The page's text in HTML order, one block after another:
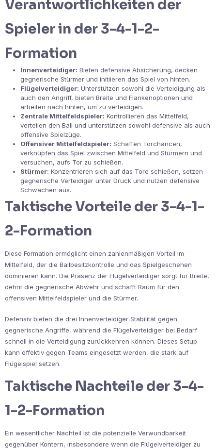
Verantwortlichkeiten der
Spieler in der 3-4-1-2-
Formation
Innenverteidiger: Bieten defensive Absicherung, decken
gegnerische Stürmer und initiieren das Spiel von hinten.
Flügelverteidiger: Unterstützen sowohl die Verteidigung als
auch den Angriff, bieten Breite und Flankenoptionen und
arbeiten nach hinten, um zu verteidigen.
Zentrale Mittelfeldspieler: Kontrollieren das Mittelfeld,
verteilen den Ball und unterstützen sowohl defensive als auch
offensive Spielzüge.
Offensiver Mittelfeldspieler: Schaffen Torchancen,
verknüpfen das Spiel zwischen Mittelfeld und Stürmern und
versuchen, aufs Tor zu schießen.
Stürmer: Konzentrieren sich auf das Tore schießen, setzen
gegnerische Verteidiger unter Druck und nutzen defensive
Schwächen aus.
Taktische Vorteile der 3-4-1-
2-Formation
Diese Formation ermöglicht einen zahlenmäßigen Vorteil im
Mittelfeld, der die Ballbesitzkontrolle und das Spielgeschehen
dominieren kann. Die Präsenz der Flügelverteidiger sorgt für Breite,
dehnt die gegnerische Abwehr und schafft Raum für den
offensiven Mittelfeldspieler und die Stürmer.
Defensiv bieten die drei Innenverteidiger Stabilität gegen
gegnerische Angriffe, während die Flügelverteidiger bei Bedarf
schnell in die Verteidigung zurückkehren können. Dieses Setup
kann effektiv gegen Teams eingesetzt werden, die stark auf
Flügelspiel setzen.
Taktische Nachteile der 3-4-
1-2-Formation
Ein wesentlicher Nachteil ist die potenzielle Verwundbarkeit
gegenüber Kontern, insbesondere wenn die Flügelverteidiger zu